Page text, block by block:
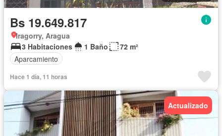
Bs 19.649.817
Iragorry, Aragua
3 Habitaciones
1 Baño
72 m²
Aparcamiento
Hace 1 día, 11 horas
Actualizado